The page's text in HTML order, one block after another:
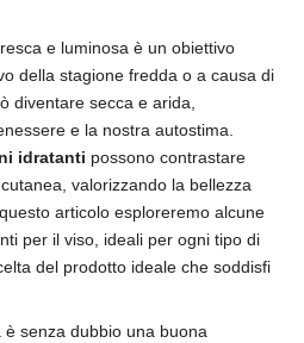
e luminosa è un obiettivo
della stagione fredda o a causa di
diventare secca e arida,
e la nostra autostima.
idratanti possono contrastare
valorizzando la bellezza
articolo esploreremo alcune
per il viso, ideali per ogni tipo di
del prodotto ideale che soddisfi
senza dubbio una buona